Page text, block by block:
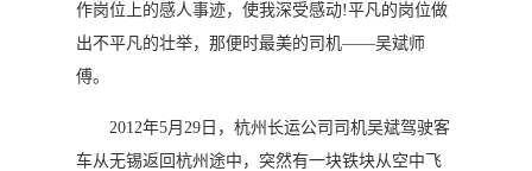
作岗位上的感人事迹，使我深受感动!平凡的岗位做
出不平凡的壮举，那便时最美的司机——吴斌师
傅。
2012年5月29日，杭州长运公司司机吴斌驾驶客
车从无锡返回杭州途中，突然有一块铁块从空中飞